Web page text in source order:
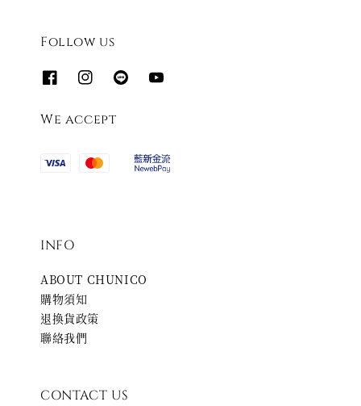
Follow us
We accept
INFO
ABOUT CHUNICO
購物須知
退換貨政策
聯絡我們
CONTACT US